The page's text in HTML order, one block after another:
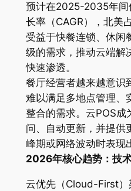
预计在2025-2035年间
长率（CAGR），北美
受益于快餐连锁、休闲
级的需求，推动云端解
快速渗透。
餐厅经营者越来越意识
难以满足多地点管理、
整合的需求。云POS成
问、自动更新，并提供
峰期或网络波动时表现
2026年核心趋势：技
云优先（Cloud-First）